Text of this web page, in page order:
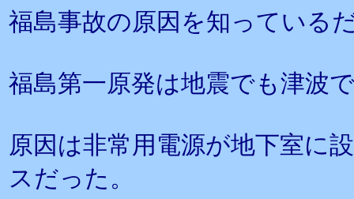
福島事故の原因を知っている
福島第一原発は地震でも津波
原因は非常用電源が地下室に
スだった。